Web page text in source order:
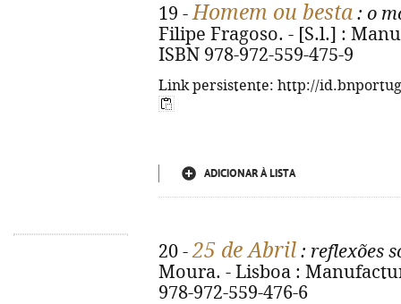
19 -Homem ou besta : o
Filipe Fragoso. - [S.l.] :
ISBN 978-972-559-475-9
Link persistente: http://
ADICIONAR À LISTA
20 -25 de Abril : reflexões
Moura. - Lisboa :
978-972-559-476-6